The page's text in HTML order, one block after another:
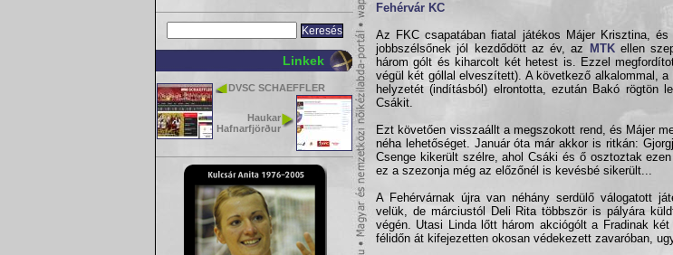
Linkek
DVSC SCHAEFFLER
Haukar
Hafnarfjörður
Fehérvár KC
Az FKC csapatában fiatal játékos Májer Krisztina,
jobbszélsőnek jól kezdődött az év, az
MTKellen
három gólt és kiharcolt két hetest is. Ezzel
végül két góllal elveszített). A következő alkalommal,
helyzetét (indításból) elrontotta, ezután Bakó rögtön
Csákit.
Ezt követően visszaállt a megszokott rend, és Májer
néha lehetőséget. Január óta már akkor is ritkán:
Csenge kikerült szélre, ahol Csáki és ő osztoztak
ez a szezonja még az előzőnél is kevésbé sikerült...
A Fehérvárnak újra van néhány serdülő válogatott
velük, de márciustól Deli Rita többször is pályára
végén. Utasi Linda lőtt három akciógólt a Fradinak
félidőn át kifejezetten okosan védekezett zavaróban,